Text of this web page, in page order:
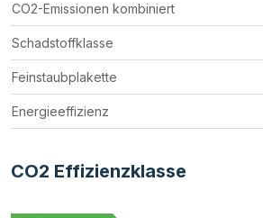
CO2-Emissionen kombiniert
Schadstoffklasse
Feinstaubplakette
Energieeffizienz
CO2 Effizienzklasse